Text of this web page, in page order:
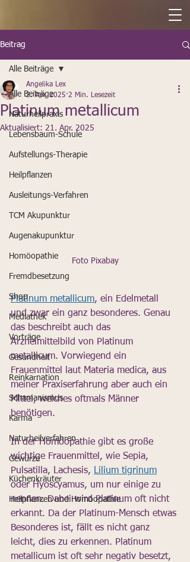
Beitrag
Alle Beiträge
Naturheilpraxis
Lebensbaum-Schule
Aufstellungs-Therapie
Heilpflanzen
Ausleitungs-Verfahren
TCM Akupunktur
Augenakupunktur
Homöopathie
Fremdbesetzung
Shop
Mediathek
Vorträge
Gesundheit
Reinkarnation
Schamanismus
Karma
Naturheilverfahren
Gewürze
Küchenkräuter
Heilpflanzen und Homöopathie
Alle Beiträge
Platinum metallicum
Angelika Lex
2. Apr. 2025 2 Min. Lesezeit
Aktualisiert: 21. Apr. 2025
Foto Pixabay
Platinum metallicum, ein Edelmetall
und zwar ein ganz besonderes. Genau
das beschreibt auch das
Arzneimittelbild von Platinum
metallicum. Vorwiegend ein
Frauenmittel laut Materia medica, aus
meiner Praxiserfahrung aber auch ein
Mittel, welches oftmals Männer
benötigen.
In der Homöopathie gibt es große
wichtige Frauenmittel, wie Sepia,
Pulsatilla, Lachesis, Lilium tigrinum
oder Hyoscyamus, um nur einige zu
nennen. Dabei wird Platinum oft nicht
erkannt. Da der Platinum-Mensch etwas
Besonderes ist, fällt es nicht ganz
leicht, dies zu erkennen. Platinum
metallicum ist oft sehr negativ besetzt,